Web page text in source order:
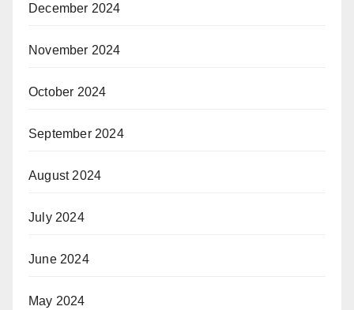
December 2024
November 2024
October 2024
September 2024
August 2024
July 2024
June 2024
May 2024